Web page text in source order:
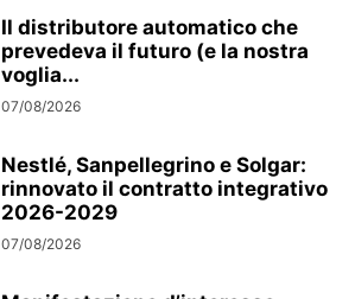
Il distributore automatico che
prevedeva il futuro (e la nostra
voglia...
07/08/2026
Nestlé, Sanpellegrino e Solgar:
rinnovato il contratto integrativo
2026-2029
07/08/2026